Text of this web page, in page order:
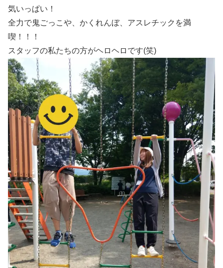
気いっぱい！
全力で鬼ごっこや、かくれんぼ、アスレチックを満
喫！！！
スタッフの私たちの方がヘロヘロです(笑)